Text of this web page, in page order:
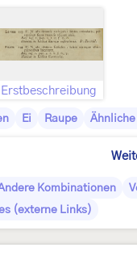
Erstbeschreibung
Ei Raupe
Kombinationen
(externe Links)